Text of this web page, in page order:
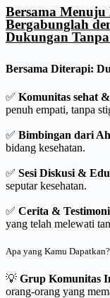
Bersama
Bergabunglah
Dukungan
Bersama Diterapi:
✅ Komunitas sehat
penuh empati, tanpa
✅ Bimbingan dari
bidang kesehatan.
✅ Sesi Diskusi &
seputar kesehatan.
✅ Cerita & Testimoni
yang telah melewati
Apa yang Kamu Dapatkan?
💡 Grup Komunitas
orang-orang yang